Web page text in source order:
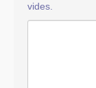
vides.